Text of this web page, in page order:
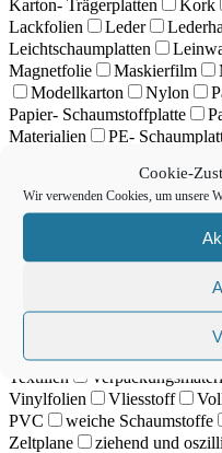
Cookie-
Wir verwenden Cookies, um unsere
Karton- Trägerplatten Kork
Lackfolien
Leder
Leichtschaumplatten
Magnetfolie
Maskierfilm
Modellkarton
Nylon
Papier- Schaumstoffplatte
Materialien
PE-
PP PVC
Platten
PVC PVC
Schaumplatte
papierbasierte Materialien
Stark
Styrolmaterialien
Textilien
Vinylfolien
Vliesstoff
PVC
weiche Schaumstoffe
Zeltplane
ziehend und